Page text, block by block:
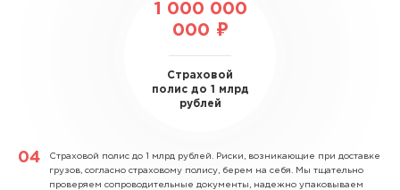
1 000 000
000 ₽
Страховой
полис до 1 млрд
рублей
Страховой полис до 1 млрд рублей. Риски, возникающие при доставке
грузов, согласно страховому полису, берем на себя. Мы тщательно
проверяем сопроводительные документы, надежно упаковываем